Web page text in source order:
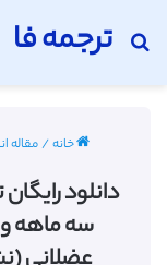
ترجمه فا
جستجو برای
خانه/مقاله
دانلود
سه ماهه و